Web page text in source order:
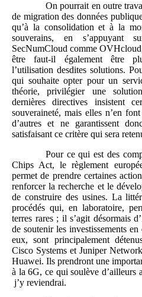
On pourrait en outre
de migration des données
qu’à la consolidation et à la
souverains, en s’appuyant
SecNumCloud comme
être faut-il également être
l’utilisation desdites solutions.
qui souhaite opter pour un
théorie, privilégier une
dernières directives insistent
souveraineté, mais elles n’en
d’autres et ne garantissent
satisfaisant ce critère qui sera
Pour ce qui est des
Chips Act, le règlement
permet de prendre certaines
renforcer la recherche et le
de construire des usines. La
procédés qui, en laboratoire,
terres rares ; il s’agit désormais
de soutenir les investissements
eux, sont principalement
Cisco Systems et Juniper
Huawei. Ils prendront une
à la 6G, ce qui soulève d’ailleurs
j’y reviendrai.